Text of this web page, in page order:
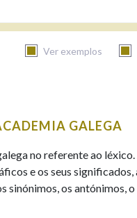
Ver exemplos
Nos
GALEGA
no referente ao
e os seus
sinónimos, os antónimos,